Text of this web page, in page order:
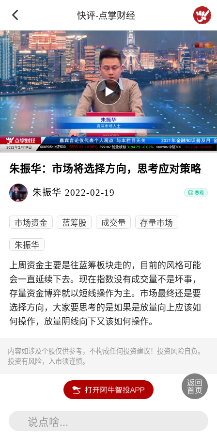
快评-点掌财经
朱振华：市场将选择方向，思考应对策略
朱振华 2022-02-19
市场资金 蓝筹股 成交量
存量市场
朱振华
上周资金主要是往蓝筹板块走的，目前的风格可能
会一直延续下去。现在指数没有成交量不是坏事，
存量资金博弈就以短线操作为主。市场最终还是要
选择方向，大家要思考的是如果是放量向上应该如
何操作，放量阴线向下又该如何操作。
内容如涉及个股仅供参考，不构成任何投资建议！投资风险自负。
投资有风险，入市须谨慎。
说点啥...